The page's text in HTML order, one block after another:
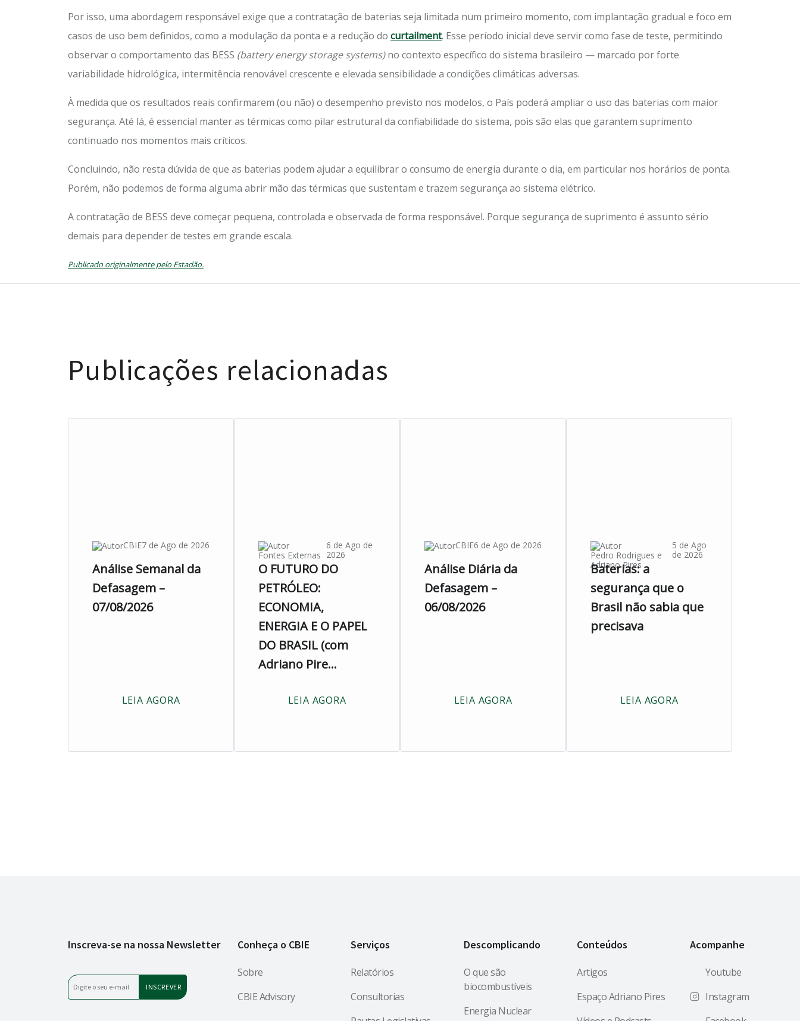
Por isso, uma abordagem responsável exige que a contratação de baterias seja limitada num primeiro momento, com implantação gradual e foco em
casos de uso bem definidos, como a modulação da ponta e a redução do curtailment. Esse período inicial deve servir como fase de teste, permitindo
observar o comportamento das BESS (battery energy storage systems)no contexto específico do sistema brasileiro — marcado por forte
variabilidade hidrológica, intermitência renovável crescente e elevada sensibilidade a condições climáticas adversas.
À medida que os resultados reais confirmarem (ou não) o desempenho previsto nos modelos, o País poderá ampliar o uso das baterias com maior
segurança. Até lá, é essencial manter as térmicas como pilar estrutural da confiabilidade do sistema, pois são elas que garantem suprimento
continuado nos momentos mais críticos.
Concluindo, não resta dúvida de que as baterias podem ajudar a equilibrar o consumo de energia durante o dia, em particular nos horários de ponta.
Porém, não podemos de forma alguma abrir mão das térmicas que sustentam e trazem segurança ao sistema elétrico.
A contratação de BESS deve começar pequena, controlada e observada de forma responsável. Porque segurança de suprimento é assunto sério
demais para depender de testes em grande escala.
Publicado originalmente pelo Estadão.
Publicações relacionadas
CBIE7 de Ago de 2026
Análise Semanal da
Defasagem –
07/08/2026
LEIA AGORA
Fontes Externas
6 de Ago de
2026
O FUTURO DO
PETRÓLEO:
ECONOMIA,
ENERGIA E O PAPEL
DO BRASIL (com
Adriano Pire...
LEIA AGORA
CBIE6 de Ago de 2026
Análise Diária da
Defasagem –
06/08/2026
LEIA AGORA
Pedro Rodrigues e
Adriano Pires
5 de Ago
de 2026
Baterias: a
segurança que o
Brasil não sabia que
precisava
LEIA AGORA
Inscreva-se na nossa Newsletter Conheça o CBIE
Sobre
CBIE Advisory
Serviços
Relatórios
Consultorias
Descomplicando
O que são
biocombustíveis
Energia Nuclear
Conteúdos
Artigos
Espaço Adriano Pires
Acompanhe
Youtube
Instagram